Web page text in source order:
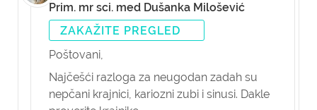
Prim. mr sci. med Dušanka Milošević
ZAKAŽITE PREGLED
Poštovani,
Najčešći razloga za neugodan zadah su
nepčani krajnici, kariozni zubi i sinusi. Dakle